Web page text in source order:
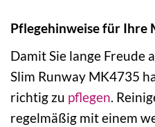
Pflegehinweise für Ihre
Damit Sie lange Freude
Slim Runway MK4735
richtig zu pflegen.
regelmäßig mit einem